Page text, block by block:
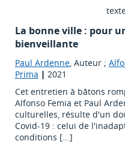
La bonne ville : pour
bienveillante
Paul Ardenne, Auteur ;
Prima | 2021
Cet entretien à bâtons
Alfonso Femia et Paul
culturelles, résulte d'un
Covid-19 : celui de
conditions [...]